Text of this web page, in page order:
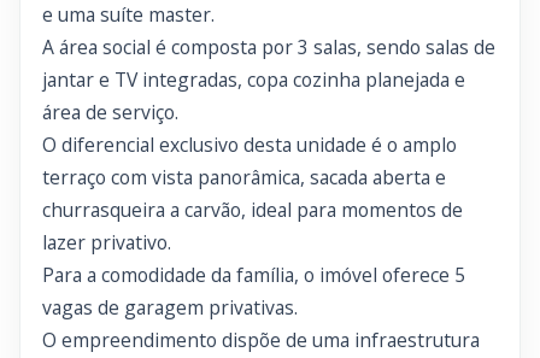
e uma suíte master.
A área social é composta por 3 salas, sendo salas de
jantar e TV integradas, copa cozinha planejada e
área de serviço.
O diferencial exclusivo desta unidade é o amplo
terraço com vista panorâmica, sacada aberta e
churrasqueira a carvão, ideal para momentos de
lazer privativo.
Para a comodidade da família, o imóvel oferece 5
vagas de garagem privativas.
O empreendimento dispõe de uma infraestrutura